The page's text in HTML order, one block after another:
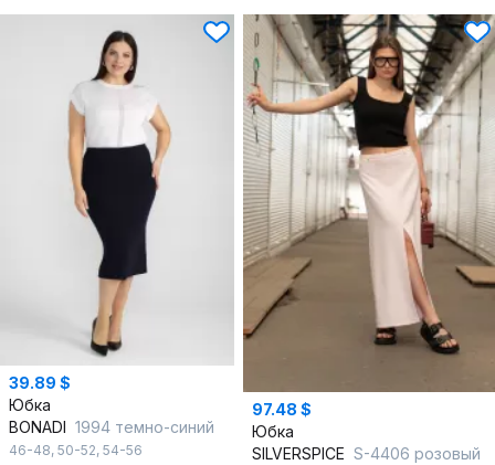
39.89 $
Юбка
BONADI 1994 темно-синий
46-48, 50-52, 54-56
97.48 $
Юбка
SILVERSPICE S-4406 розовый